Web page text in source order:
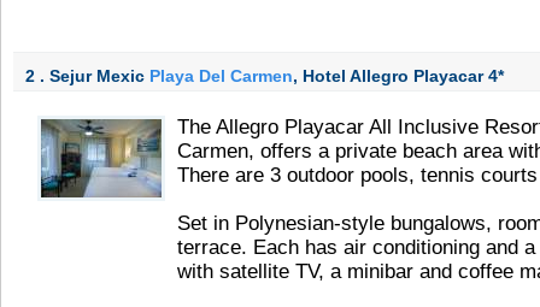
2 . Sejur Mexic Playa Del Carmen, Hotel Allegro Playacar4*
The Allegro Playacar All Inclusive
Carmen, offers a private beach area
There are 3 outdoor pools, tennis
Set in Polynesian-style bungalows,
terrace. Each has air conditioning and
with satellite TV, a minibar and coffee